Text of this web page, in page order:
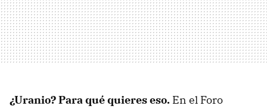
¿Uranio? Para qué quieres eso. En el Foro